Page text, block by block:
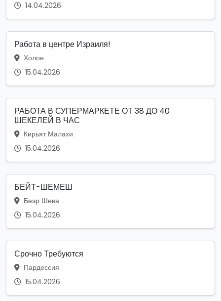
14.04.2026
Работа в центре Израиля!
Холон
15.04.2026
РАБОТА В СУПЕРМАРКЕТЕ ОТ 38 ДО 40
ШЕКЕЛЕЙ В ЧАС
Кирьят Малахи
15.04.2026
БЕЙТ-ШЕМЕШ
Беэр Шева
15.04.2026
Срочно Требуются
Пардессия
15.04.2026